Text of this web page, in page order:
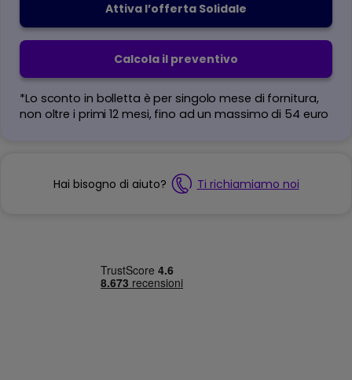
Attiva l’offerta Solidale
Calcola il preventivo
*Lo sconto in bolletta è per singolo mese di fornitura,
non oltre i primi 12 mesi, fino ad un massimo di 54 euro
Hai bisogno di aiuto? Ti richiamiamo noi